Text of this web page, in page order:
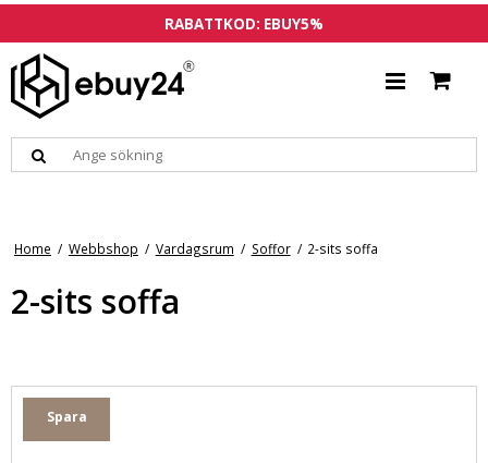
RABATTKOD: EBUY5%
Home / Webbshop / Vardagsrum / Soffor / 2-sits soffa
2-sits soffa
Spara